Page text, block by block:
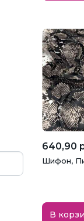
640,90
Шифон,
В